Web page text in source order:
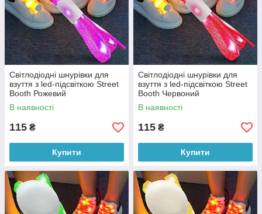
Світлодіодні шнурівки для
взуття з led-підсвіткою Street
Booth Рожевий
В наявності
115 ₴
Купити
Світлодіодні шнурівки для
взуття з led-підсвіткою Street
Booth Червоний
В наявності
115 ₴
Купити